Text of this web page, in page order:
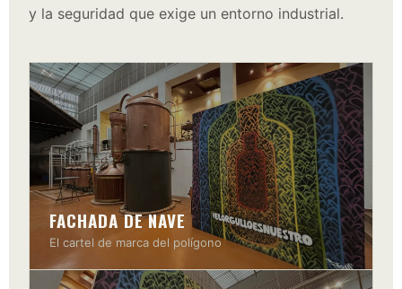
y la seguridad que exige un entorno industrial.
FACHADA DE NAVE
El cartel de marca del polígono